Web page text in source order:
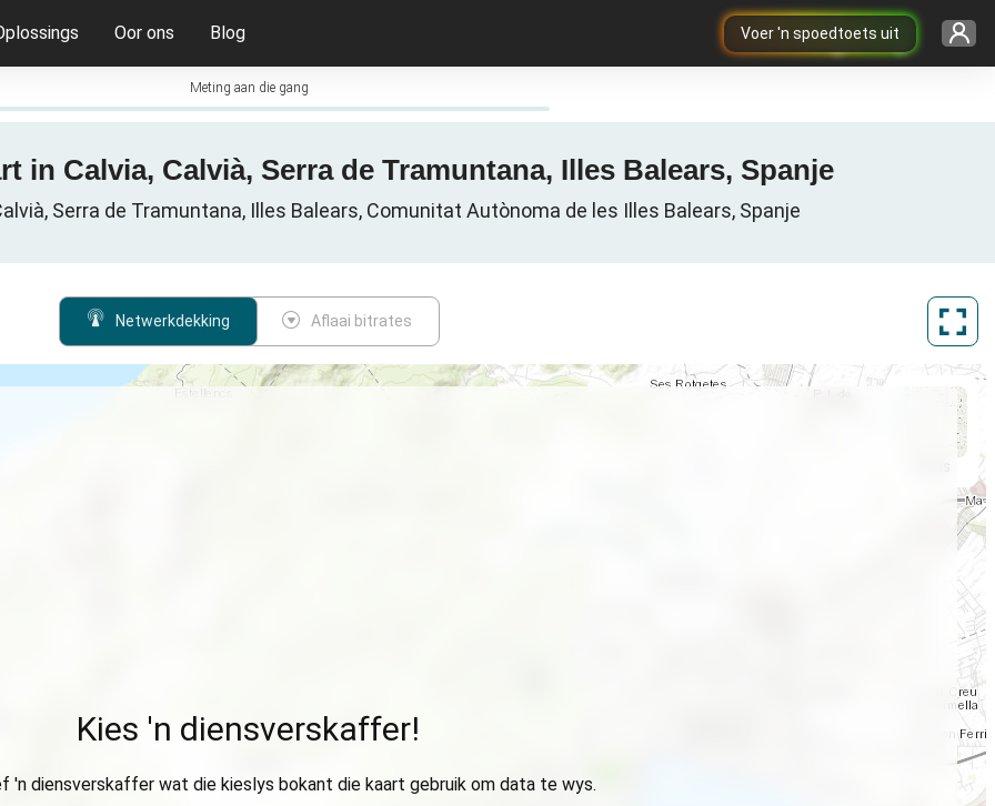
Voer 'n spoedtoets uit
Oor ons Blog
Meting aan die gang
in Calvia, Calvià, Serra de Tramuntana, Illes Balears, Spanje
Serra de Tramuntana, Illes Balears, Comunitat Autònoma de les Illes Balears, Spanje
Netwerkdekking Aflaai bitrates
Kies 'n diensverskaffer!
'n diensverskaffer wat die kieslys bokant die kaart gebruik om data te wys.